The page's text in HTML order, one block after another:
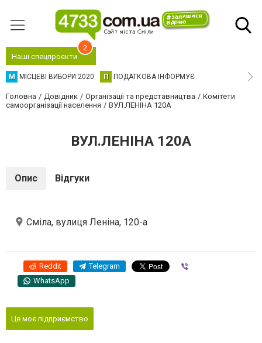
Наші спецпроєкти
2
М МІСЦЕВІ ВИБОРИ 2020 П ПОДАТКОВА ІНФОРМУЄ
Головна Довідник Організації та представництва
Комітети
самоорганізації населення
ВУЛ.ЛЕНІНА 120А
ВУЛ.ЛЕНІНА 120А
Опис Відгуки
Сміла, вулиця Леніна, 120-а
Reddit Telegram
WhatsApp
Це моє підприємство